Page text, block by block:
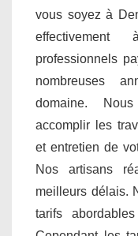
vous soyez à
professionnels
nombreuses
domaine.
accomplir les
et entretien de
Nos artisans
meilleurs délais.
tarifs